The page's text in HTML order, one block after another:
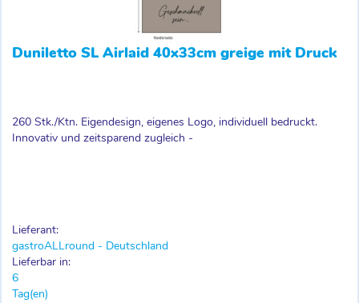
Duniletto SL Airlaid 40x33cm greige mit Druck
260 Stk./Ktn. Eigendesign, eigenes Logo, individuell bedruckt.
Innovativ und zeitsparend zugleich -
Lieferant:
gastroALLround - Deutschland
Lieferbar in:
6
Tag(en)